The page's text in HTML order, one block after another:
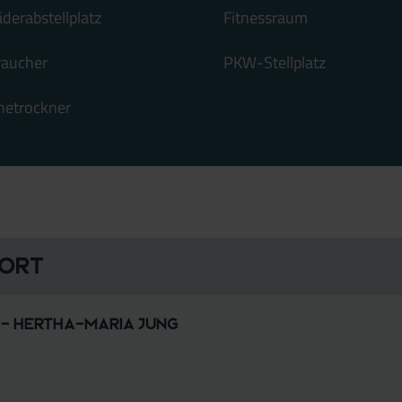
Fitnessraum
PKW-Stellplatz
Hertha-Maria Jung